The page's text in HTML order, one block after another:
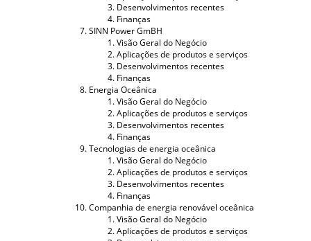
Desenvolvimentos recentes
Finanças
SINN Power GmBH
Visão Geral do Negócio
Aplicações de produtos e serviços
Desenvolvimentos recentes
Finanças
Energia Oceânica
Visão Geral do Negócio
Aplicações de produtos e serviços
Desenvolvimentos recentes
Finanças
Tecnologias de energia oceânica
Visão Geral do Negócio
Aplicações de produtos e serviços
Desenvolvimentos recentes
Finanças
Companhia de energia renovável oceânica
Visão Geral do Negócio
Aplicações de produtos e serviços